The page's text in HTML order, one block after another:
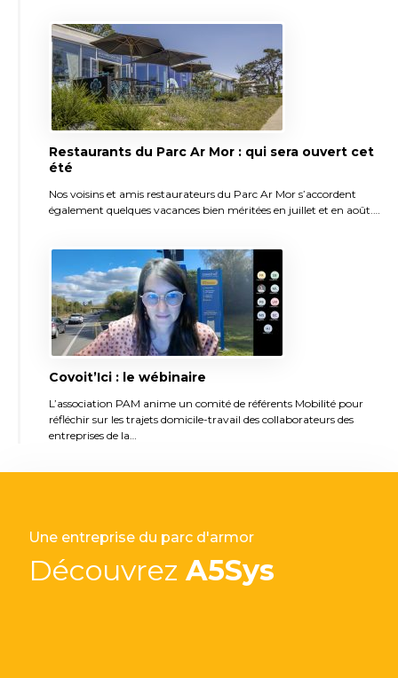
Restaurants du Parc Ar Mor : qui sera ouvert cet
été
Nos voisins et amis restaurateurs du Parc Ar Mor s’accordent
également quelques vacances bien méritées en juillet et en août.…
Covoit’Ici : le wébinaire
L’association PAM anime un comité de référents Mobilité pour
réfléchir sur les trajets domicile-travail des collaborateurs des
entreprises de la…
Une entreprise du parc d'armor
Découvrez A5Sys